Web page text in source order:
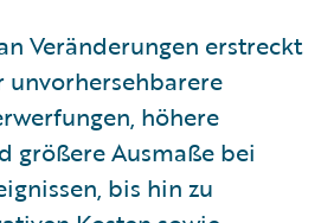
Veränderungen erstreckt
höhere
größere Ausmaße bei
bis hin zu